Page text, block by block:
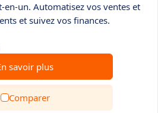
un. Automatisez vos ventes et
et suivez vos finances.
savoir plus
Comparer